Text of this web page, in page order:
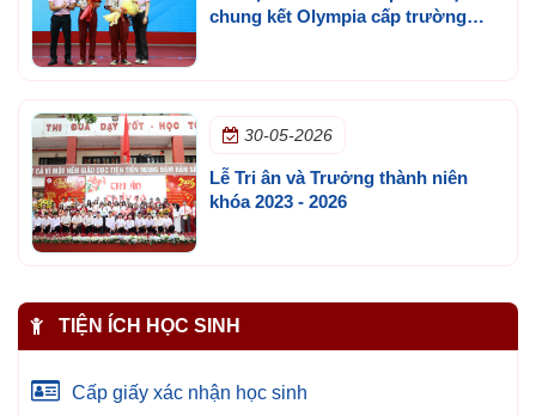
chung kết Olympia cấp trường
30-05-2026
Lễ Tri ân và Trưởng thành niên
khóa 2023 - 2026
TIỆN ÍCH HỌC SINH
Cấp giấy xác nhận học sinh